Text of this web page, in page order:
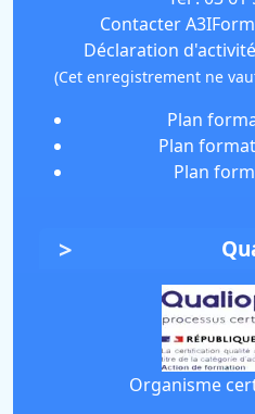
Contacter
Déclaration
(Cet enregistrement ne
Plan
Plan
Plan
Organisme